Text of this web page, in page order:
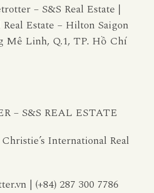
– S&S Real Estate |
Estate – Hilton Saigon
Mê Linh, Q.1, TP. Hồ Chí
– S&S REAL ESTATE
International Real
| (+84) 287 300 7786